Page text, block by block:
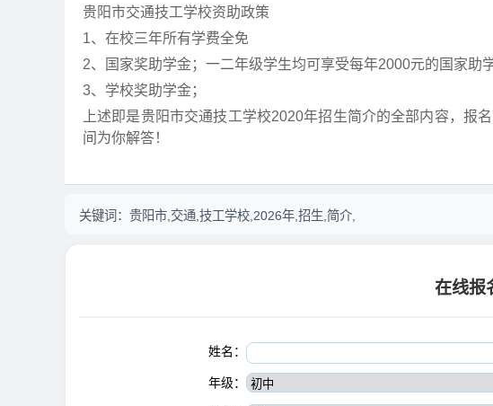
贵阳市交通技工学校资助政策
1、在校三年所有学费全免
2、国家奖助学金；一二年级学生均可享受每年2000元的国家助学
3、学校奖助学金；
上述即是贵阳市交通技工学校2020年招生简介的全部内容，报
间为你解答！
关键词： 贵阳市,交通,技工学校,2026年,招生,简介,
在线报
姓名：
年级：